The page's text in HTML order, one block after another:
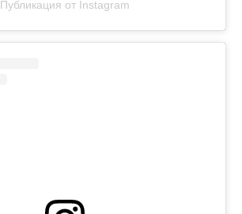
Публикация от Instagram